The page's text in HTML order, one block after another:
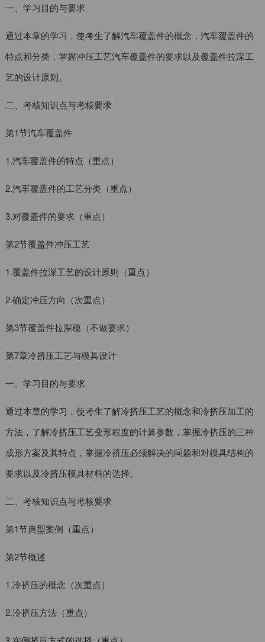
一、学习目的与要求
通过本章的学习，使考生了解汽车覆盖件的概念，汽车覆盖件的
特点和分类，掌握冲压工艺汽车覆盖件的要求以及覆盖件拉深工
艺的设计原则。
二、考核知识点与考核要求
第1节汽车覆盖件
1.汽车覆盖件的特点（重点）
2.汽车覆盖件的工艺分类（重点）
3.对覆盖件的要求（重点）
第2节覆盖件冲压工艺
1.覆盖件拉深工艺的设计原则（重点）
2.确定冲压方向（次重点）
第3节覆盖件拉深模（不做要求）
第7章冷挤压工艺与模具设计
一、学习目的与要求
通过本章的学习，使考生了解冷挤压工艺的概念和冷挤压加工的
方法，了解冷挤压工艺变形程度的计算参数，掌握冷挤压的三种
成形方案及其特点，掌握冷挤压必须解决的问题和对模具结构的
要求以及冷挤压模具材料的选择。
二、考核知识点与考核要求
第1节典型案例（重点）
第2节概述
1.冷挤压的概念（次重点）
2.冷挤压方法（重点）